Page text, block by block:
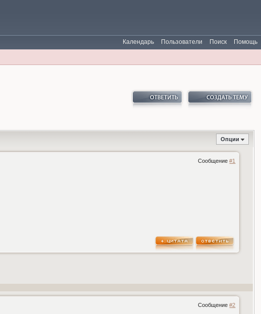
Помощь
Поиск
Пользователи
Календарь
Опции
Сообщение#1
Сообщение#2